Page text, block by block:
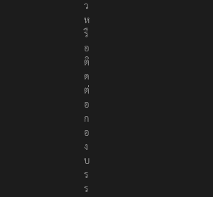
า
ว
ห
รื
อ
ติ
ด
ต่
อ
ก
อ
ง
บ
ร